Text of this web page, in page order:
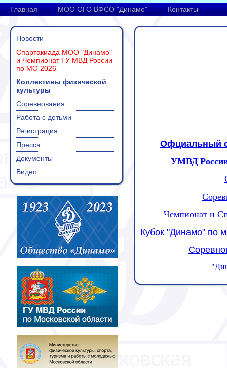
Главная МОО ОГО ВФСО "Динамо" Контакты
Новости
Спартакиада МОО "Динамо"
и Чемпионат ГУ МВД России
по МО 2026
Коллективы физической
культуры
Соревнования
Работа с детьми
Регистрация
Пресса
Документы
Видео
Офциальный
УМВД России
Чемпионат и
Кубок "Динамо" по